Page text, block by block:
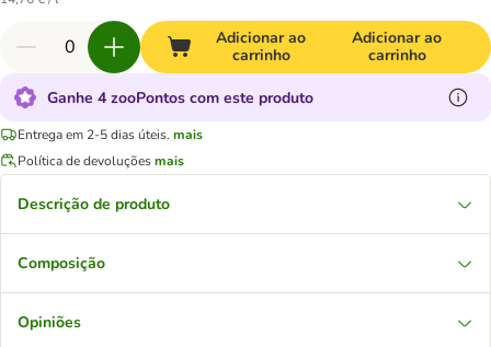
Adicionar ao
carrinho
Adicionar ao
carrinho
Ganhe 4 zooPontos com este produto
Entrega em 2-5 dias úteis. mais
Política de devoluçõesmais
Descrição de produto
Composição
Opiniões